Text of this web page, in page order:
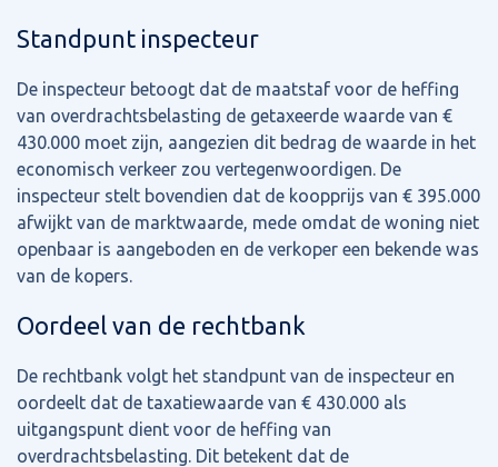
Standpunt inspecteur
De inspecteur betoogt dat de maatstaf voor de heffing
van overdrachtsbelasting de getaxeerde waarde van €
430.000 moet zijn, aangezien dit bedrag de waarde in het
economisch verkeer zou vertegenwoordigen. De
inspecteur stelt bovendien dat de koopprijs van € 395.000
afwijkt van de marktwaarde, mede omdat de woning niet
openbaar is aangeboden en de verkoper een bekende was
van de kopers.
Oordeel van de rechtbank
De rechtbank volgt het standpunt van de inspecteur en
oordeelt dat de taxatiewaarde van € 430.000 als
uitgangspunt dient voor de heffing van
overdrachtsbelasting. Dit betekent dat de